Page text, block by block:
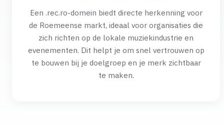
Een .rec.ro-domein biedt directe herkenning voor
de Roemeense markt, ideaal voor organisaties die
zich richten op de lokale muziekindustrie en
evenementen. Dit helpt je om snel vertrouwen op
te bouwen bij je doelgroep en je merk zichtbaar
te maken.